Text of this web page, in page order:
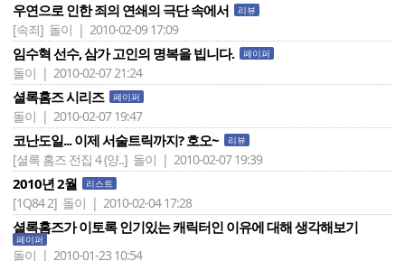
우연으로 인한 죄의 연쇄의 극단 속에서 리뷰
[속죄] 돌이 | 2010-02-09 17:09
임수혁 선수, 삼가 고인의 명복을 빕니다. 페이퍼
돌이 | 2010-02-07 21:24
셜록홈즈 시리즈 페이퍼
돌이 | 2010-02-07 19:47
코난도일... 이제 서술트릭까지? 호오~ 리뷰
[셜록 홈즈 전집 4 (양..] 돌이 | 2010-02-07 19:39
2010년 2월 리스트
[1Q84 2] 돌이 | 2010-02-04 17:28
셜록홈즈가 이토록 인기있는 캐릭터인 이유에 대해 생각해보기
페이퍼
돌이 | 2010-01-23 10:54